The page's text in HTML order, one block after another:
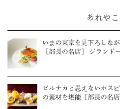
あれや
いまの東京を見下ろしな
［部長の名店］ ジランドー
ビルナカと思えないホス
の素材を堪能［部長の名店